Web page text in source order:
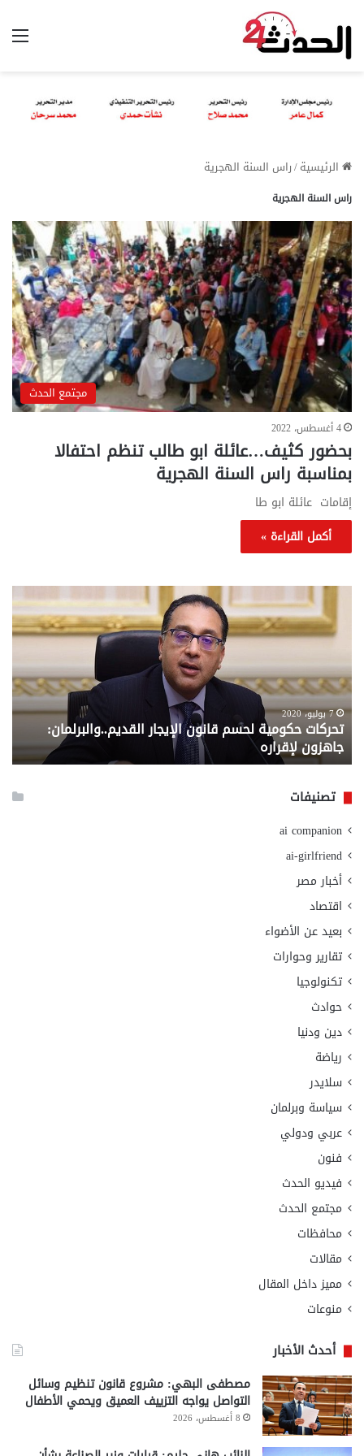
الرئيسية/راس السنة الهجرية
راس السنة الهجرية
مجتمع الحدث
4 أغسطس، 2022
بحضور كثيف…عائلة ابو طالب تنظم احتفالا
بمناسبة راس السنة الهجرية
إقامات عائلة ابو طا
أكمل القراءة »
تحركات
حكومية
لحسم
قانون
القديم..والبرلمان:
جاهزون
لإقراره
7 يوليو، 2020
تحركات حكومية لحسم قانون الإيجار القديم..والبرلمان:
جاهزون لإقراره
..
من
تصنيفات
ai companion
ai-girlfriend
أخبار مصر
اقتصاد
بعيد عن الأضواء
تقارير وحوارات
تكنولوجيا
حوادث
دين ودنيا
رياضة
سلايدر
سياسة وبرلمان
عربي ودولي
فنون
فيديو الحدث
مجتمع الحدث
محافظات
مقالات
مميز داخل المقال
منوعات
أحدث الأخبار
مصطفى البهي: مشروع قانون تنظيم وسائل
التواصل يواجه التزييف العميق ويحمي الأطفال
8 أغسطس، 2026